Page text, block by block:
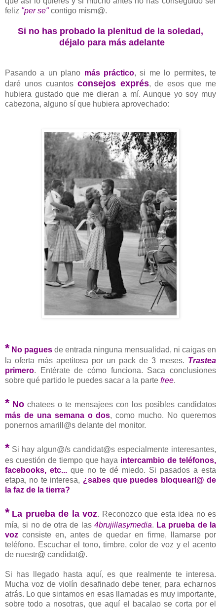
feliz "per se"contigo mism@.
Si no has probado la plenitud de la soledad,
déjalo para más adelante
Pasando a un plano más práctico, si me lo permites, te
daré unos cuantos consejos exprés, de esos que me
hubiera gustado que me dieran a mí. Aunque yo soy muy
cabezona, alguno sí que hubiera aprovechado:
* No pagues de entrada ninguna mensualidad, ni caigas en
la oferta más apetitosa por un pack de 3 meses. Trastea
primero. Entérate de cómo funciona. Saca conclusiones
sobre qué partido le puedes sacar a la parte free.
* No chatees o te mensajees con los posibles candidatos
más de una semana o dos, como mucho. No queremos
ponernos amarill@s delante del monitor.
* Si hay algun@/s candidat@s especialmente interesantes,
es cuestión de tiempo que haya intercambio de teléfonos,
facebooks, etc... que no te dé miedo. Si pasados a esta
etapa, no te interesa, ¿sabes que puedes bloquearl@ de
la faz de la tierra?
* La prueba de la voz. Reconozco que esta idea no es
mía, si no de otra de las 4brujillasymedia. La prueba de la
voz consiste en, antes de quedar en firme, llamarse por
teléfono. Escuchar el tono, timbre, color de voz y el acento
de nuestr@ candidat@.
Si has llegado hasta aquí, es que realmente te interesa.
Mucha voz de violín desafinado debe tener, para echarnos
atrás. Lo que sintamos en esas llamadas es muy importante,
sobre todo a nosotras, que aquí el bacalao se corta por el